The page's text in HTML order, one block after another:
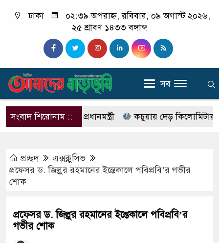
ঢাকা
০২:৩৯ অপরাহ্ন, রবিবার, ০৯ অগাস্ট ২০২৬,
২৫ শ্রাবণ ১৪৩৩ বঙ্গাব্দ
সব
সংবাদ শিরোনাম ::
করেছেন প্রধানমন্ত্রী কচুয়ায় দেড় কিলোমিটার সড়ক
প্রচ্ছদ
এক্সক্লুসিভ
প্রফেসর ড. জিল্লুর রহমানের ইন্তেকালে পবিপ্রবি’র গভীর
শোক
প্রফেসর ড. জিল্লুর রহমানের ইন্তেকালে পবিপ্রবি’র
গভীর শোক